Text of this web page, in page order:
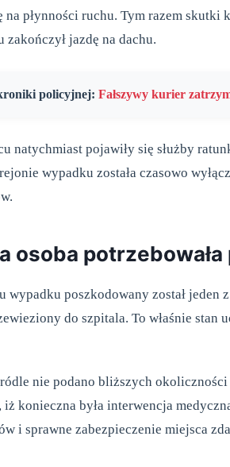
na płynności ruchu. Tym razem
zakończył jazdę na dachu.
policyjnej: Fałszywy kurier
natychmiast pojawiły się służby
wypadku została czasowo
osoba
wypadku poszkodowany został jeden
do szpitala. To właśnie stan
nie podano bliższych
iż konieczna była interwencja
i sprawne zabezpieczenie miejsca